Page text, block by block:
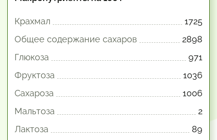
Крахмал
1725
Общее содержание сахаров
2898
Глюкоза
971
Фруктоза
1036
Сахароза
1006
Мальтоза
2
Лактоза
89